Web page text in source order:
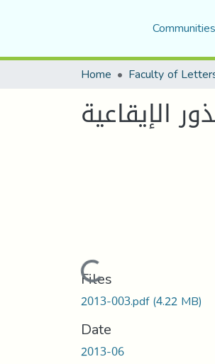
Home
الإيقاعية
Loading...
Files
2013-003.pdf(4.22 MB)
Date
2013-06